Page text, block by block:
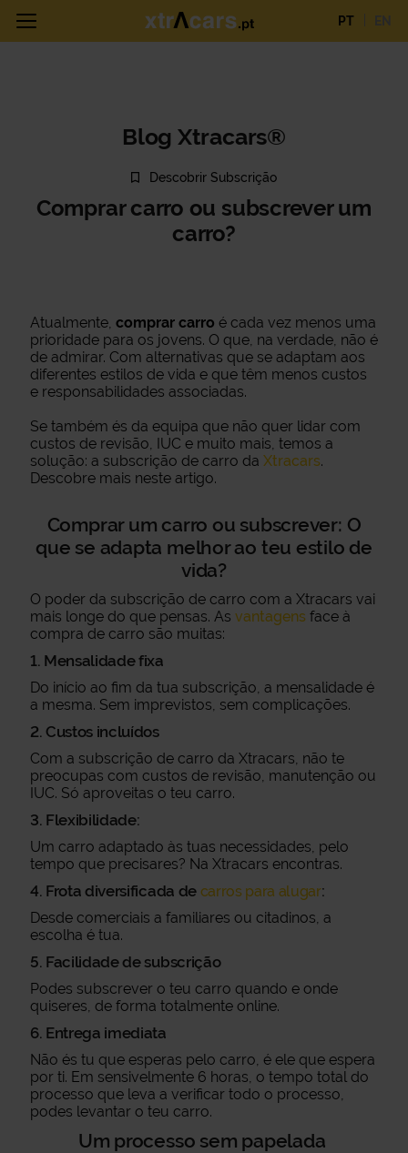
PT
Blog Xtracars®
Descobrir Subscrição
Comprar carro ou subscrever um
carro?
Atualmente, comprar carro é cada vez menos uma
prioridade para os jovens. O que, na verdade, não é
de admirar. Com alternativas que se adaptam aos
diferentes estilos de vida e que têm menos custos
e responsabilidades associadas.
Se também és da equipa que não quer lidar com
custos de revisão, IUC e muito mais, temos a
solução: a subscrição de carro da Xtracars.
Descobre mais neste artigo.
Comprar um carro ou subscrever: O
que se adapta melhor ao teu estilo de
vida?
O poder da subscrição de carro com a Xtracars vai
mais longe do que pensas. As vantagens face à
compra de carro são muitas:
1. Mensalidade fixa
Do início ao fim da tua subscrição, a mensalidade é
a mesma. Sem imprevistos, sem complicações.
2. Custos incluídos
Com a subscrição de carro da Xtracars, não te
preocupas com custos de revisão, manutenção ou
IUC. Só aproveitas o teu carro.
3. Flexibilidade:
Um carro adaptado às tuas necessidades, pelo
tempo que precisares? Na Xtracars encontras.
4. Frota diversificada de carros para alugar:
Desde comerciais a familiares ou citadinos, a
escolha é tua.
5. Facilidade de subscrição
Podes subscrever o teu carro quando e onde
quiseres, de forma totalmente online.
6. Entrega imediata
Não és tu que esperas pelo carro, é ele que espera
por ti. Em sensivelmente 6 horas, o tempo total do
processo que leva a verificar todo o processo,
podes levantar o teu carro.
Um processo sem papelada